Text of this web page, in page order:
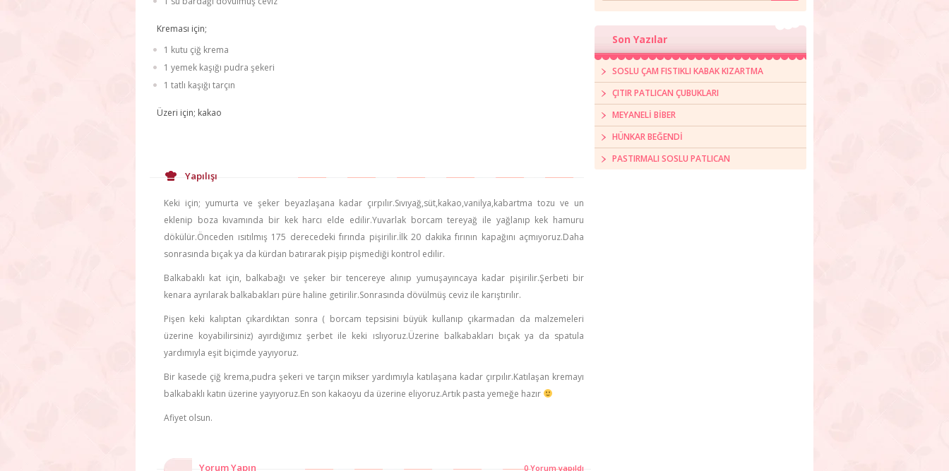
Kreması için;
1 kutu çiğ krema
1 yemek kaşığı pudra şekeri
1 tatlı kaşığı tarçın
Üzeri için; kakao
Yapılışı
Keki için; yumurta ve şeker beyazlaşana kadar çırpılır.Sıvıyağ,süt,kakao,vanilya,kabartma tozu ve un
eklenip boza kıvamında bir kek harcı elde edilir.Yuvarlak borcam tereyağ ile yağlanıp kek hamuru
dökülür.Önceden ısıtılmış 175 derecedeki fırında pişirilir.İlk 20 dakika fırının kapağını açmıyoruz.Daha
sonrasında bıçak ya da kürdan batırarak pişip pişmediği kontrol edilir.
Balkabaklı kat için, balkabağı ve şeker bir tencereye alınıp yumuşayıncaya kadar pişirilir.Şerbeti bir
kenara ayrılarak balkabakları püre haline getirilir.Sonrasında dövülmüş ceviz ile karıştırılır.
Pişen keki kalıptan çıkardıktan sonra ( borcam tepsisini büyük kullanıp çıkarmadan da malzemeleri
üzerine koyabilirsiniz) ayırdığımız şerbet ile keki ıslıyoruz.Üzerine balkabakları bıçak ya da spatula
yardımıyla eşit biçimde yayıyoruz.
Bir kasede çiğ krema,pudra şekeri ve tarçın mikser yardımıyla katılaşana kadar çırpılır.Katılaşan kremayı
balkabaklı katın üzerine yayıyoruz.En son kakaoyu da üzerine eliyoruz.Artık pasta yemeğe hazır
Afiyet olsun.
Yorum Yapın 0 Yorum yapıldı
Son Yazılar
SOSLU ÇAM FISTIKLI KABAK KIZARTMA
ÇITIR PATLICAN ÇUBUKLARI
MEYANELİ BİBER
HÜNKAR BEĞENDİ
PASTIRMALI SOSLU PATLICAN